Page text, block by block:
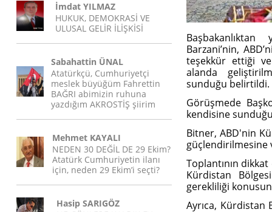
İmdat YILMAZ
HUKUK, DEMOKRASİ VE
ULUSAL GELİR İLİŞKİSİ
Sabahattin ÜNAL
Atatürkçü, Cumhuriyetçi
meslek büyüğüm Fahrettin
BAĞRI abimizin ruhuna
yazdığım AKROSTİŞ şiirim
Mehmet KAYALI
NEDEN 30 DEĞİL DE 29 Ekim?
Atatürk Cumhuriyetin ilanı
için, neden 29 Ekim’i seçti?
Hasip SARIGÖZ
Barzani’nin,
teşekkür ettiği
alanda
sunduğu belirtildi.
Görüşmede
kendisine
Bitner, ABD'nin
güçlendirilmesine
Toplantının
Kürdistan
gerekliliği
Ayrıca, Kürdistan